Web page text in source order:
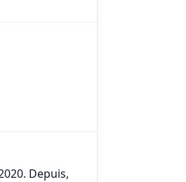
Depuis,